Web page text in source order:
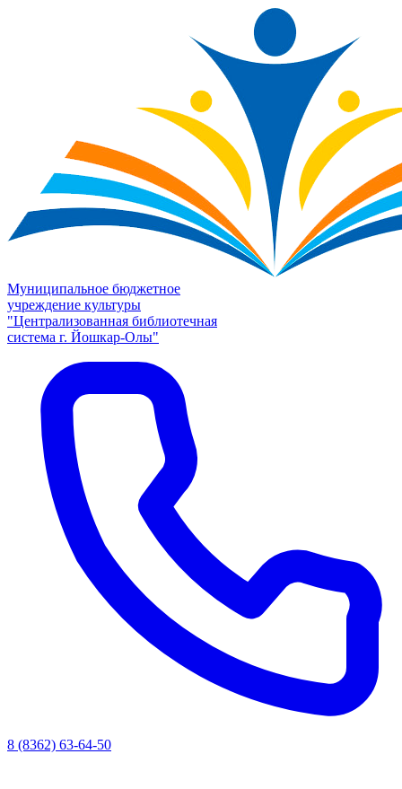
Муниципальное бюджетное
учреждение культуры
"Централизованная библиотечная
система г. Йошкар-Олы"
8 (8362) 63-64-50